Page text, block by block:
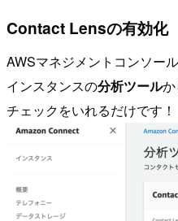
Contact Lensの有効化
AWSマネジメントコンソー
インスタンスの分析ツール
チェックをいれるだけです！